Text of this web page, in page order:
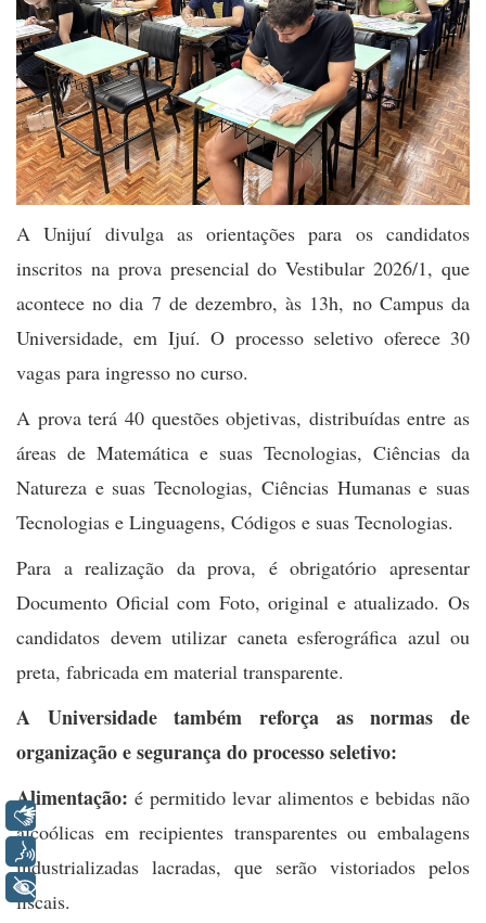
A Unijuí divulga as orientações para os candidatos
inscritos na prova presencial do Vestibular 2026/1, que
acontece no dia 7 de dezembro, às 13h, no Campus da
Universidade, em Ijuí. O processo seletivo oferece 30
vagas para ingresso no curso.
A prova terá 40 questões objetivas, distribuídas entre as
áreas de Matemática e suas Tecnologias, Ciências da
Natureza e suas Tecnologias, Ciências Humanas e suas
Tecnologias e Linguagens, Códigos e suas Tecnologias.
Para a realização da prova, é obrigatório apresentar
Documento Oficial com Foto, original e atualizado. Os
candidatos devem utilizar caneta esferográfica azul ou
preta, fabricada em material transparente.
A Universidade também reforça as normas de
organização e segurança do processo seletivo:
Alimentação: é permitido levar alimentos e bebidas não
alcoólicas em recipientes transparentes ou embalagens
industrializadas lacradas, que serão vistoriados pelos
fiscais.
Libras